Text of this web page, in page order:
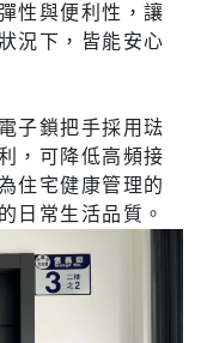
性與便利性，讓
況下，皆能安心
子鎖把手採用琺
，可降低高頻接
住宅健康管理的
日常生活品質。